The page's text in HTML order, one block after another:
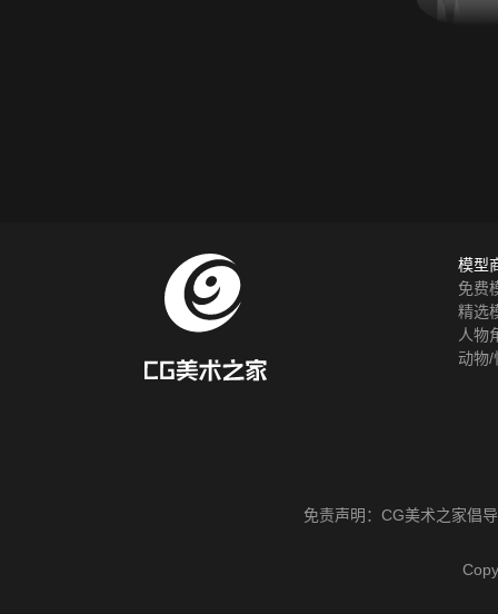
模型
免费
精选
人物
动物/
免责声明： CG美术之家倡